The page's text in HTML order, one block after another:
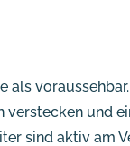
als
verstecken und
sind aktiv am